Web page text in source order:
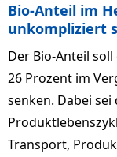
Bio-Anteil im
unkompliziert
Der Bio-Anteil soll
26 Prozent im
senken. Dabei sei
Transport,